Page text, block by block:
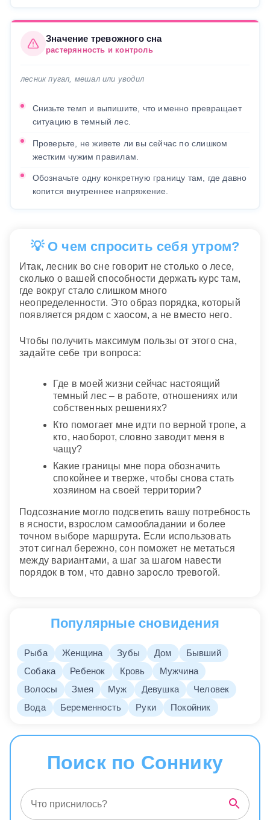
Значение тревожного сна
растерянность и контроль
лесник пугал, мешал или уводил
Снизьте темп и выпишите, что именно превращает
ситуацию в темный лес.
Проверьте, не живете ли вы сейчас по слишком
жестким чужим правилам.
Обозначьте одну конкретную границу там, где давно
копится внутреннее напряжение.
💡 О чем спросить себя утром?
Итак, лесник во сне говорит не столько о лесе,
сколько о вашей способности держать курс там,
где вокруг стало слишком много
неопределенности. Это образ порядка, который
появляется рядом с хаосом, а не вместо него.
Чтобы получить максимум пользы от этого сна,
задайте себе три вопроса:
Где в моей жизни сейчас настоящий
темный лес – в работе, отношениях или
собственных решениях?
Кто помогает мне идти по верной тропе, а
кто, наоборот, словно заводит меня в
чащу?
Какие границы мне пора обозначить
спокойнее и тверже, чтобы снова стать
хозяином на своей территории?
Подсознание могло подсветить вашу потребность
в ясности, взрослом самообладании и более
точном выборе маршрута. Если использовать
этот сигнал бережно, сон поможет не метаться
между вариантами, а шаг за шагом навести
порядок в том, что давно заросло тревогой.
Популярные сновидения
Рыба Женщина Зубы Дом
Бывший
Собака
Ребенок Кровь
Мужчина
Волосы
Змея Муж Девушка
Человек
Вода
Беременность Руки Покойник
Поиск по Соннику